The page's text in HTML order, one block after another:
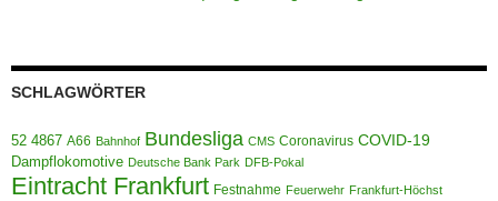
SCHLAGWÖRTER
52 4867 A66 Bahnhof Bundesliga CMS Coronavirus COVID-19
Dampflokomotive Deutsche Bank Park DFB-Pokal
Eintracht Frankfurt Festnahme Feuerwehr Frankfurt-Höchst